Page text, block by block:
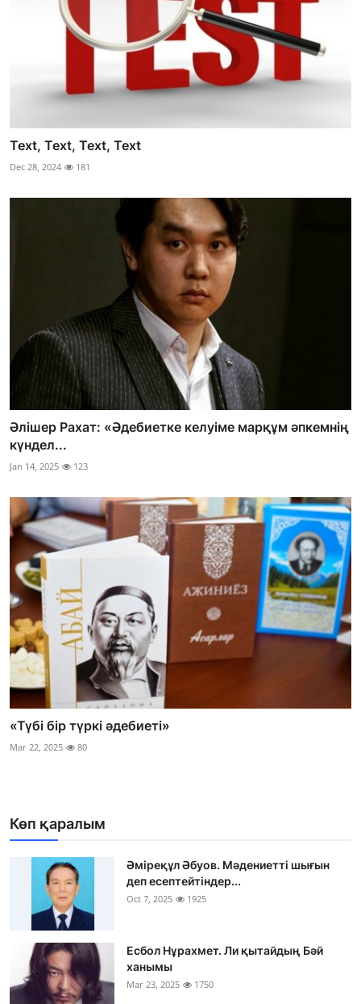
Text, Text, Text, Text
Dec 28, 2024 181
Әлішер Рахат: «Әдебиетке келуіме марқұм әпкемнің
күндел...
Jan 14, 2025 123
«Түбі бір түркі әдебиеті»
Mar 22, 2025 80
Көп қаралым
Әміреқұл Әбуов. Мәдениетті шығын
деп есептейтіндер...
Oct 7, 2025 1925
Есбол Нұрахмет. Ли қытайдың Бәй
ханымы
Mar 23, 2025 1750